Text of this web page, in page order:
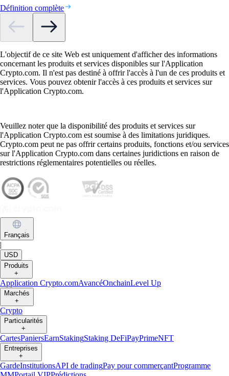
Définition complète
L'objectif de ce site Web est uniquement d'afficher des informations
concernant les produits et services disponibles sur l'Application
Crypto.com. Il n'est pas destiné à offrir l'accès à l'un de ces produits et
services. Vous pouvez obtenir l'accès à ces produits et services sur
l'Application Crypto.com.
Veuillez noter que la disponibilité des produits et services sur
l'Application Crypto.com est soumise à des limitations juridiques.
Crypto.com peut ne pas offrir certains produits, fonctions et/ou services
sur l'Application Crypto.com dans certaines juridictions en raison de
restrictions réglementaires potentielles ou réelles.
Français
|
USD
Produits
+
Application Crypto.comAvancéOnchainLevel Up
Marchés
+
Crypto
Particularités
+
CartesPaniersEarnStakingStaking DeFiPayPrimeNFT
Entreprises
+
GardeInstitutionsAPI de tradingPay pour commerçantProgramme